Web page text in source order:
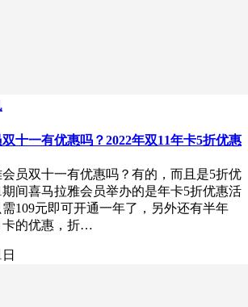
十一有优惠吗？2022年双11年卡5折优惠
会员双十一有优惠吗？有的，而且是5折优
间喜马拉雅会员举办的是年卡5折优惠活
109元即可开通一年了，另外还有半年
卡的优惠，折…